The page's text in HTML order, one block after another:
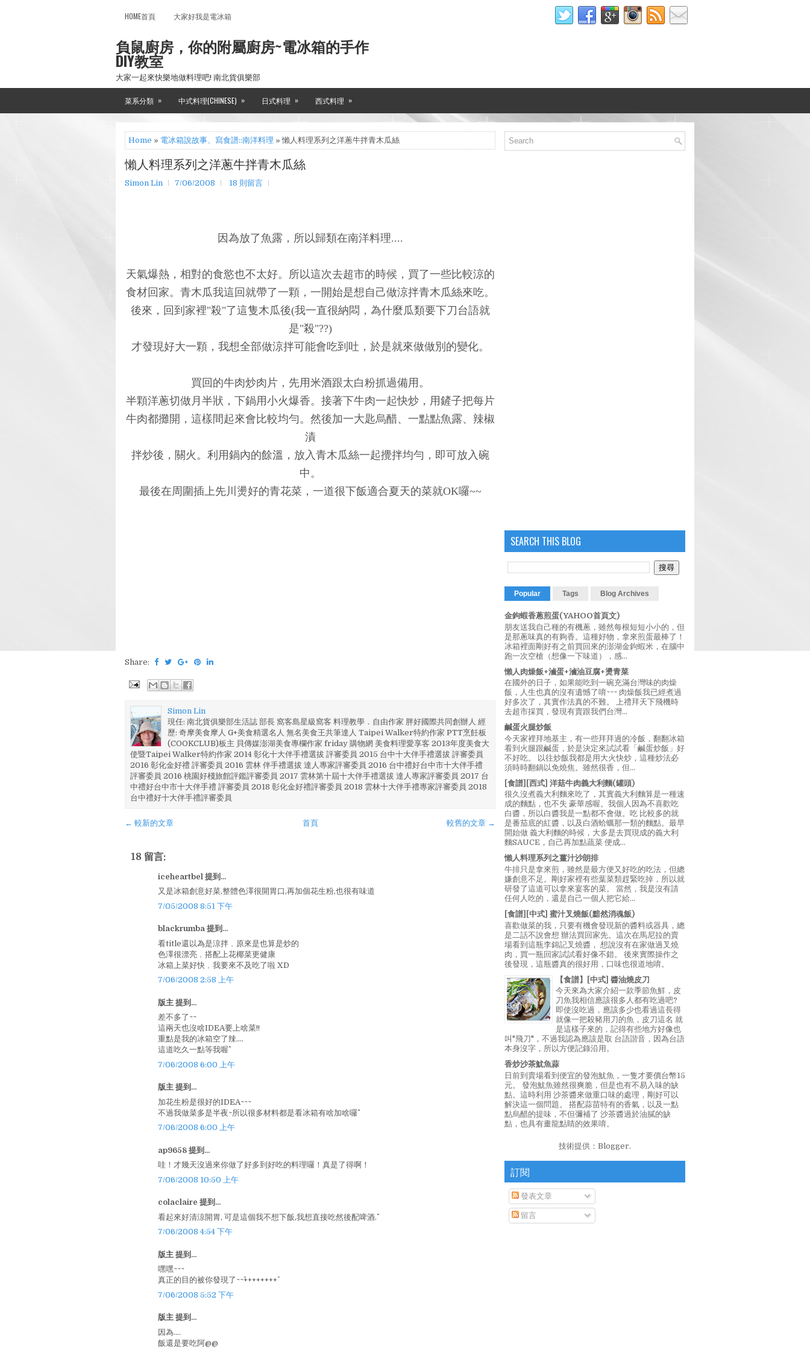
HOME首頁 大家好我是電冰箱
負鼠廚房，你的附屬廚房~電冰箱的手作
DIY教室
大家一起來快樂地做料理吧! 南北貨俱樂部
菜系分類 » 中式料理(CHINESE) » 日式料理 » 西式料理 »
Home » 電冰箱說故事、寫食譜::南洋料理 » 懶人料理系列之洋蔥牛拌青木瓜絲
懶人料理系列之洋蔥牛拌青木瓜絲
Simon Lin 7/06/2008 18 則留言
因為放了魚露，所以歸類在南洋料理....
天氣爆熱，相對的食慾也不太好。所以這次去超市的時候，買了一些比較涼的
食材回家。青木瓜我這回就帶了一顆，一開始是想自己做涼拌青木瓜絲來吃。
後來，回到家裡"殺"了這隻木瓜後(我一直很納悶，為什麼瓜類要下刀台語就
是"殺"??)
才發現好大一顆，我想全部做涼拌可能會吃到吐，於是就來做做別的變化。
買回的牛肉炒肉片，先用米酒跟太白粉抓過備用。
半顆洋蔥切做月半狀，下鍋用小火爆香。接著下牛肉一起快炒，用鏟子把每片
牛肉都攤開，這樣間起來會比較均勻。然後加一大匙烏醋、一點點魚露、辣椒
漬
拌炒後，關火。利用鍋內的餘溫，放入青木瓜絲一起攪拌均勻，即可放入碗
中。
最後在周圍插上先川燙好的青花菜，一道很下飯適合夏天的菜就OK囉~~
Share:
Simon Lin
現任: 南北貨俱樂部生活誌 部長 窩客島星級窩客 料理教學．自由作家 胖好國際共同創辦人 經
歷: 奇摩美食摩人 G+美食精選名人 無名美食王共筆達人 Taipei Walker特約作家 PTT烹飪板
(COOKCLUB)板主 貝傳媒澎湖美食專欄作家 friday 購物網 美食料理愛享客 2013年度美食大
使暨Taipei Walker特約作家 2014 彰化十大伴手禮選拔 評審委員 2015 台中十大伴手禮選拔 評審委員
2016 彰化金好禮 評審委員 2016 雲林 伴手禮選拔 達人專家評審委員 2016 台中禮好台中市十大伴手禮
評審委員 2016 桃園好棧旅館評鑑評審委員 2017 雲林第十屆十大伴手禮選拔 達人專家評審委員 2017 台
中禮好台中市十大伴手禮 評審委員 2018 彰化金好禮評審委員 2018 雲林十大伴手禮專家評審委員 2018
台中禮好十大伴手禮評審委員
← 較新的文章 較舊的文章 →
首頁
18 留言:
iceheartbel 提到...
又是冰箱創意好菜,整體色澤很開胃口,再加個花生粉,也很有味道
7/05/2008 8:51 下午
blackrumba 提到...
看title還以為是涼拌﹐原來是也算是炒的
色澤很漂亮﹐搭配上花椰菜更健康
冰箱上菜好快﹐我要來不及吃了啦 XD
7/06/2008 2:58 上午
版主 提到...
差不多了~~
這兩天也沒啥IDEA要上啥菜!!
重點是我的冰箱空了辣....
這道吃久一點等我喔^^
7/06/2008 6:00 上午
版主 提到...
加花生粉是很好的IDEA~~~
不過我做菜多是半夜~所以很多材料都是看冰箱有啥加啥囉^^
7/06/2008 6:00 上午
ap9658 提到...
哇！才幾天沒過來你做了好多到好吃的料理囉！真是了得啊！
7/06/2008 10:50 上午
colaclaire 提到...
看起來好清涼開胃, 可是這個我不想下飯,我想直接吃然後配啤酒.^^
7/06/2008 4:54 下午
版主 提到...
嘿嘿~~~
真正的目的被你發現了~~^++++++++^
7/06/2008 5:52 下午
版主 提到...
因為....
飯還是要吃阿@@
SEARCH THIS BLOG
Popular Tags Blog Archives
金鉤蝦香蔥煎蛋(YAHOO首頁文)
朋友送我自己種的有機蔥，雖然每根短短小小的，但
是那蔥味真的有夠香。這種好物，拿來煎蛋最棒了！
冰箱裡面剛好有之前買回來的澎湖金鉤蝦米，在腦中
跑一次空槍（想像一下味道），感...
懶人肉燥飯+滷蛋+滷油豆腐+燙青菜
在國外的日子，如果能吃到一碗充滿台灣味的肉燥
飯，人生也真的沒有遺憾了唷~~~ 肉燥飯我已經煮過
好多次了，其實作法真的不難。 上禮拜天下飛機時
去超市採買，發現有賣跟我們台灣...
鹹蛋火腿炒飯
今天家裡拜地基主，有一些拜拜過的冷飯，翻翻冰箱
看到火腿跟鹹蛋，於是決定來試試看「鹹蛋炒飯」好
不好吃。 以往炒飯我都是用大火快炒，這種炒法必
須時時翻鍋以免燒焦。雖然很香，但...
[食譜][西式] 洋菇牛肉義大利麵(罐頭)
很久沒煮義大利麵來吃了，其實義大利麵算是一種速
成的麵點，也不失 豪華感喔。我個人因為不喜歡吃
白醬，所以白醬我是一點都不會做。吃 比較多的就
是番茄底的紅醬，以及白酒蛤蠣那一類的麵點。最早
開始做 義大利麵的時候，大多是去買現成的義大利
麵SAUCE，自己再加點蔬菜 便成...
懶人料理系列之薑汁沙朗排
牛排只是拿來煎，雖然是最方便又好吃的吃法，但總
嫌創意不足。剛好家裡有些葉菜類趕緊吃掉，所以就
研發了這道可以拿來宴客的菜。 當然，我是沒有請
任何人吃的，還是自己一個人把它給...
[食譜][中式] 蜜汁叉燒飯(黯然消魂飯)
喜歡做菜的我，只要有機會發現新的醬料或器具，總
是二話不說會想 辦法買回家先。這次在馬尼拉的賣
場看到這瓶李錦記叉燒醬， 想說沒有在家做過叉燒
肉，買一瓶回家試試看好像不錯。 後來實際操作之
後發現，這瓶醬真的很好用，口味也很道地唷。
【食譜】[中式] 醬油燒皮刀
今天來為大家介紹一款季節魚鮮，皮
刀魚我相信應該很多人都有吃過吧?
即使沒吃過，應該多少也看過這長得
就像一把殺豬用刀的魚，皮刀這名 就
是這樣子來的，記得有些地方好像也
叫"飛刀"，不過我認為應該是取 台語諧音，因為台語
本身沒字，所以方便記錄沿用。
香炒沙茶魷魚蒜
日前到賣場看到便宜的發泡魷魚，一隻才要價台幣15
元。 發泡魷魚雖然很爽脆，但是也有不易入味的缺
點。這時利用 沙茶醬來做重口味的處理，剛好可以
解決這一個問題。 搭配蒜苗特有的香氣，以及一點
點烏醋的提味，不但彌補了 沙茶醬過於油膩的缺
點，也具有畫龍點睛的效果唷。
技術提供： Blogger.
訂閱
發表文章
留言